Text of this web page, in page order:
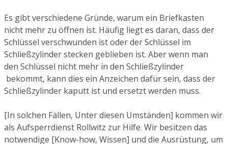
Es gibt verschiedene Gründe, warum ein Briefkasten
nicht mehr zu öffnen ist. Häufig liegt es daran, dass der
Schlüssel verschwunden ist oder der Schlüssel im
Schließzylinder stecken geblieben ist. Aber wenn man
den Schlüssel nicht mehr in den Schließzylinder
bekommt, kann dies ein Anzeichen dafür sein, dass der
Schließzylinder kaputt ist und ersetzt werden muss.
[In solchen Fällen, Unter diesen Umständen] kommen wir
als Aufsperrdienst Rollwitz zur Hilfe. Wir besitzen das
notwendige [Know-how, Wissen] und die Ausrüstung, um